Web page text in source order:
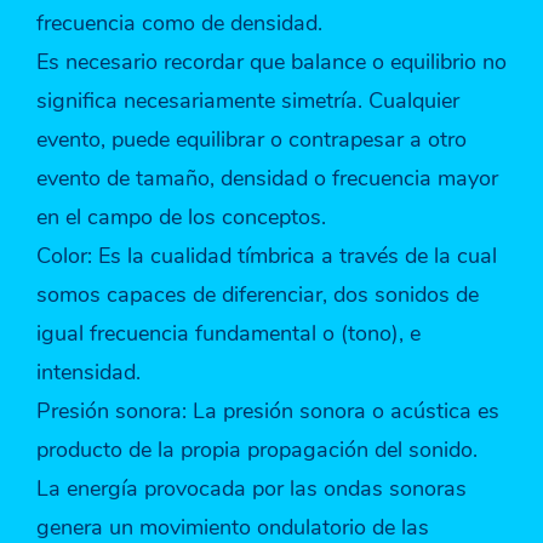
frecuencia como de densidad.
Es necesario recordar que balance o equilibrio no
significa necesariamente simetría. Cualquier
evento, puede equilibrar o contrapesar a otro
evento de tamaño, densidad o frecuencia mayor
en el campo de los conceptos.
Color: Es la cualidad tímbrica a través de la cual
somos capaces de diferenciar, dos sonidos de
igual frecuencia fundamental o (tono), e
intensidad.
Presión sonora: La presión sonora o acústica es
producto de la propia propagación del sonido.
La energía provocada por las ondas sonoras
genera un movimiento ondulatorio de las